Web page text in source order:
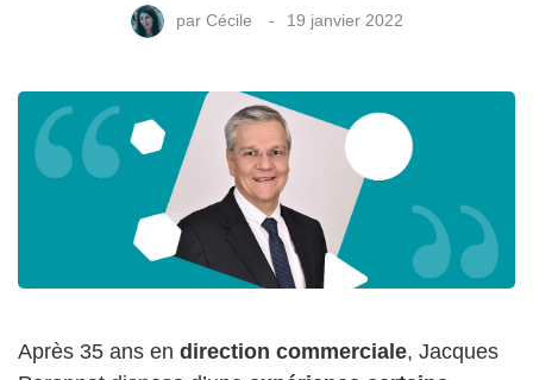
par Cécile 19 janvier 2022
Après 35 ans en direction commerciale, Jacques